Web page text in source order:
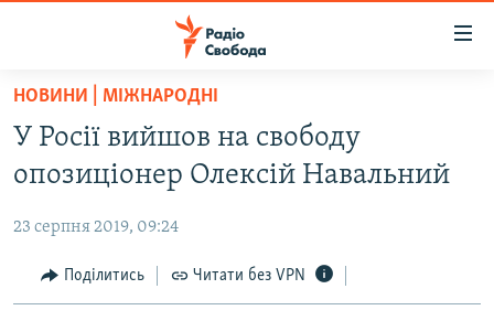
Перейти
основного
матеріалу
до
навігації
Перейти
ПОЛІТИКА
ЕКОНОМІКА
ВІЙНА
РОСІЙСЬКА «ФІЛЬТРАЦІЯ»
НОВИНИ | МІЖНАРОДНІ
У Росії вийшов на свободу
опозиціонер Олексій Навальний
23 серпня 2019, 09:24
Поділитись Читати без VPN